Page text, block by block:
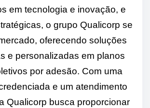
em tecnologia e inovação, e
o grupo Qualicorp se
oferecendo soluções
e personalizadas em planos
por adesão. Com uma
e um atendimento
Qualicorp busca proporcionar